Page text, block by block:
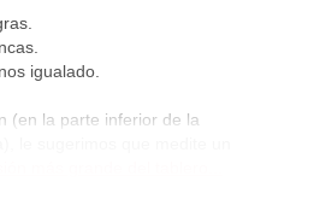
igualado.
(en la parte inferior de la